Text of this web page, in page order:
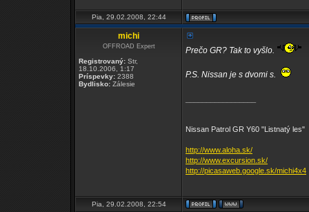
Pia, 29.02.2008, 22:44
michi
OFFROAD Expert
Registrovaný: Str,
18.10.2006, 1:17
Príspevky: 2388
Bydlisko: Zálesie
Prečo GR? Tak to vyšlo.
P.S. Nissan je s dvomi s.
Nissan Patrol GR Y60 "Listnatý les"
http://www.aloha.sk/
http://www.excursion.sk/
http://picasaweb.google.sk/michi4x4
Pia, 29.02.2008, 22:54